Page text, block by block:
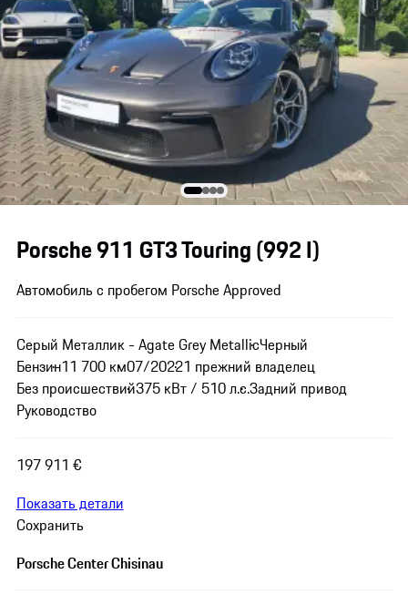
Porsche 911 GT3 Touring(992 I)
Автомобиль с пробегом Porsche Approved
Серый Металлик - Agate Grey MetallicЧерный
Бензин11 700 км07/20221 прежний владелец
Без происшествий375 кВт / 510 л.с.Задний привод
Руководство
197 911 €
Показать детали
Сохранить
Porsche Center Chisinau